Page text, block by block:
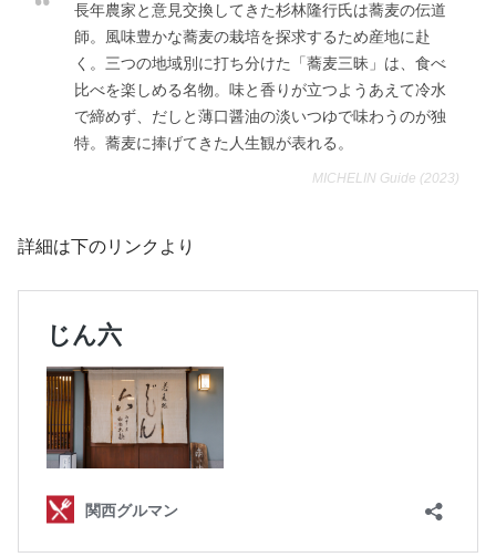
長年農家と意見交換してきた杉林隆行氏は蕎麦の伝道
師。風味豊かな蕎麦の栽培を探求するため産地に赴
く。三つの地域別に打ち分けた「蕎麦三昧」は、食べ
比べを楽しめる名物。味と香りが立つようあえて冷水
で締めず、だしと薄口醤油の淡いつゆで味わうのが独
特。蕎麦に捧げてきた人生観が表れる。
MICHELIN Guide (2023)
詳細は下のリンクより